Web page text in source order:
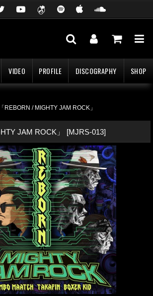
VIDEO PROFILE DISCOGRAPHY SHOP
「REBORN / MIGHTY JAM ROCK」
JAM ROCK」 [MJRS-013]